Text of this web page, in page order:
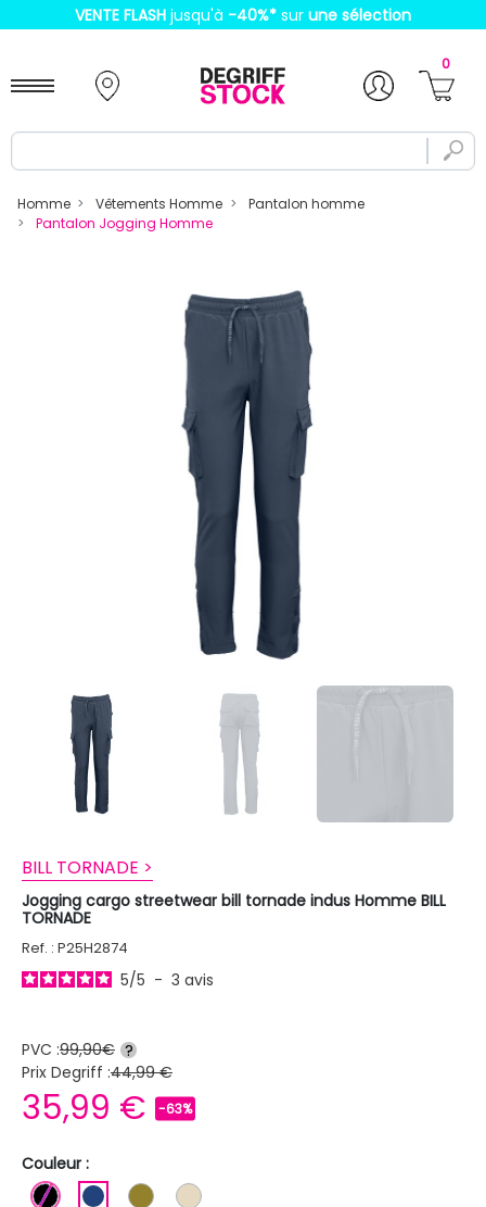
VENTE FLASH jusqu'à -40%* sur une sélection
0
Homme Vêtements Homme
Pantalon homme
Pantalon Jogging Homme
BILL TORNADE >
Jogging cargo streetwear bill tornade indus Homme BILL
TORNADE
Ref. : P25H2874
5/5 - 3 avis
PVC :99,90€ ?
Prix Degriff :44,99 €
35,99 € -63%
Couleur :
NOIR BLEU FONCE
KAKI BEIGE